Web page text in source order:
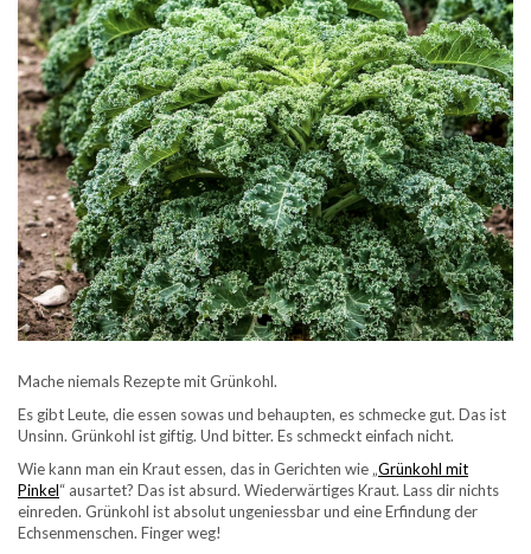
Mache niemals Rezepte mit Grünkohl.
Es gibt Leute, die essen sowas und behaupten, es schmecke gut. Das ist
Unsinn. Grünkohl ist giftig. Und bitter. Es schmeckt einfach nicht.
Wie kann man ein Kraut essen, das in Gerichten wie „Grünkohl mit
Pinkel“ ausartet? Das ist absurd. Wiederwärtiges Kraut. Lass dir nichts
einreden. Grünkohl ist absolut ungeniessbar und eine Erfindung der
Echsenmenschen. Finger weg!